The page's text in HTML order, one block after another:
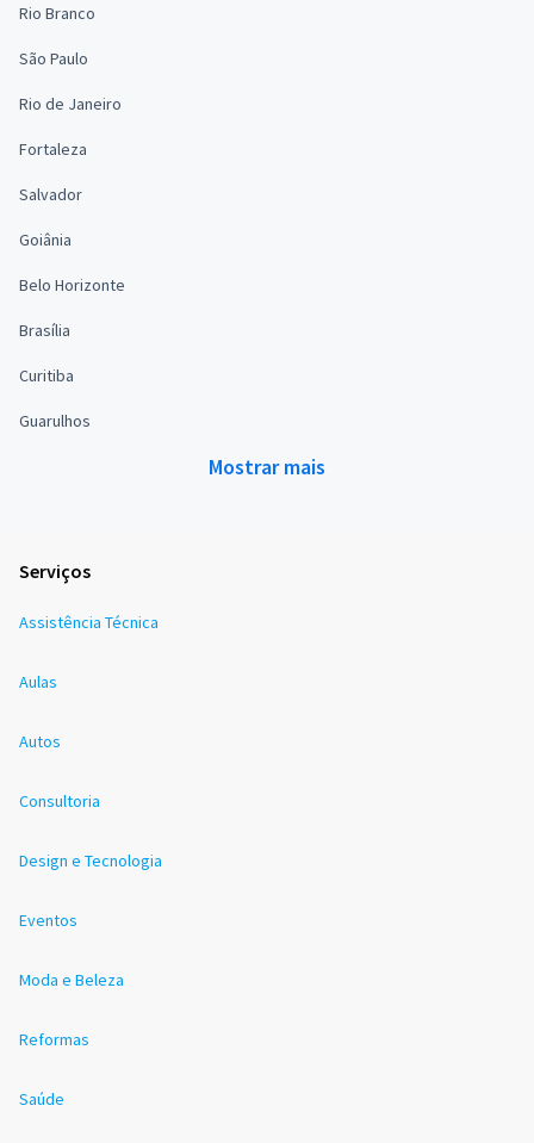
Rio Branco
São Paulo
Rio de Janeiro
Fortaleza
Salvador
Goiânia
Belo Horizonte
Brasília
Curitiba
Guarulhos
Mostrar mais
Serviços
Assistência Técnica
Aulas
Autos
Consultoria
Design e Tecnologia
Eventos
Moda e Beleza
Reformas
Saúde